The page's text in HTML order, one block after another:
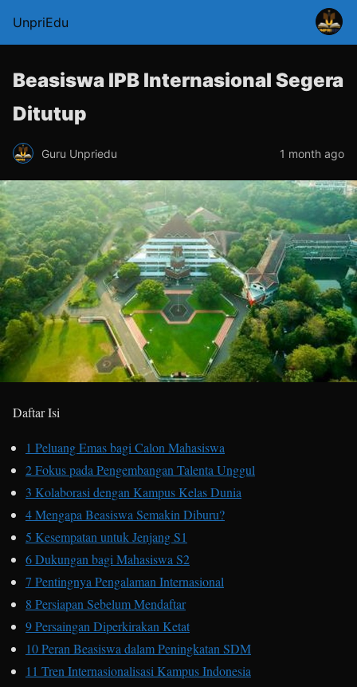
UnpriEdu
Beasiswa IPB Internasional Segera
Ditutup
Guru Unpriedu 1 month ago
Daftar Isi
1 Peluang Emas bagi Calon Mahasiswa
2Fokus pada Pengembangan Talenta Unggul
3 Kolaborasi dengan Kampus Kelas Dunia
4Mengapa Beasiswa Semakin Diburu?
5 Kesempatan untuk Jenjang S1
6Dukungan bagi Mahasiswa S2
7 Pentingnya Pengalaman Internasional
8 Persiapan Sebelum Mendaftar
9Persaingan Diperkirakan Ketat
10Peran Beasiswa dalam Peningkatan SDM
11 Tren Internasionalisasi Kampus Indonesia